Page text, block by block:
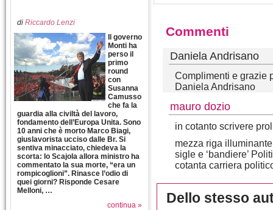
di Riccardo Lenzi
Il governo
Monti ha
perso il
primo
round
con
Susanna
Camusso
che fa la
guardia alla civiltà del lavoro,
fondamento dell’Europa Unita. Sono
10 anni che è morto Marco Biagi,
giuslavorista ucciso dalle Br. Si
sentiva minacciato, chiedeva la
scorta: lo Scajola allora ministro ha
commentato la sua morte, “era un
rompicoglioni”. Rinasce l’odio di
quei giorni? Risponde Cesare
Melloni, …
continua »
Commenti
Daniela Andrisano
Complimenti e grazie
Daniela Andrisano
mauro dozio
in cotanto scrivere
mezza riga
sigle e ‘bandiere’
cotanta carriera
Dello stesso